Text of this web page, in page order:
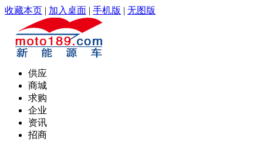
收藏本页 | 加入桌面 | 手机版 | 无图版
供应
商城
求购
企业
资讯
招商